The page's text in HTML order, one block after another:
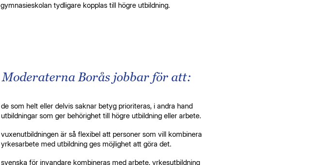
gymnasieskolan tydligare kopplas till högre utbildning.
Moderaterna Borås jobbar för att:
de som helt eller delvis saknar betyg prioriteras, i andra hand
utbildningar som ger behörighet till högre utbildning eller arbete.
vuxenutbildningen är så flexibel att personer som vill kombinera
yrkesarbete med utbildning ges möjlighet att göra det.
svenska för invandare kombineras med arbete, yrkesutbildning